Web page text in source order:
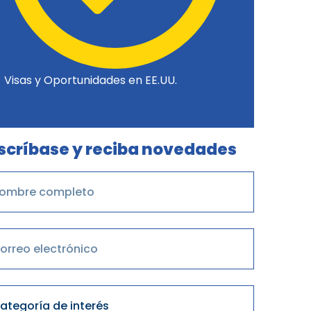
Visas y Oportunidades en EE.UU.
y reciba novedades